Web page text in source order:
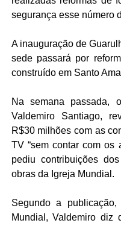
segurança esse número
A inauguração de
sede passará por
construído em Santo
Na semana passada,
Valdemiro Santiago,
R$30 milhões com as
TV “sem contar com os
pediu contribuições
obras da Igreja Mundial.
Segundo a
Mundial, Valdemiro diz